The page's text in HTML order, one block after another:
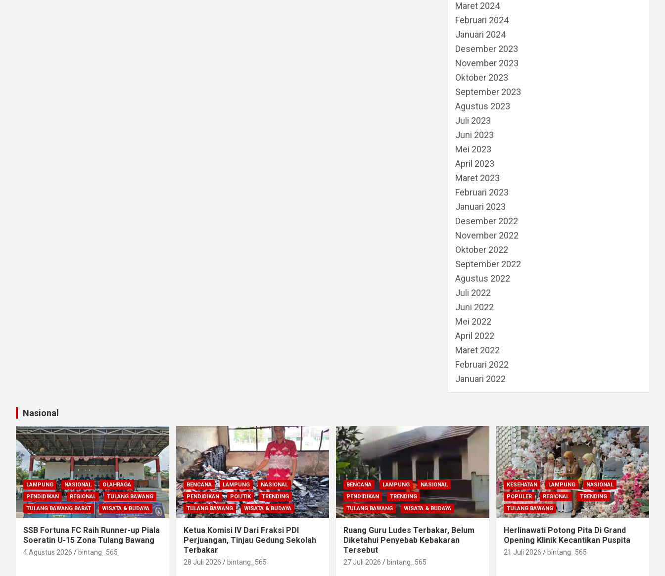
Maret 2024
Februari 2024
Januari 2024
Desember 2023
November 2023
Oktober 2023
September 2023
Agustus 2023
Juli 2023
Juni 2023
Mei 2023
April 2023
Maret 2023
Februari 2023
Januari 2023
Desember 2022
November 2022
Oktober 2022
September 2022
Agustus 2022
Juli 2022
Juni 2022
Mei 2022
April 2022
Maret 2022
Februari 2022
Januari 2022
Nasional
LAMPUNG NASIONAL
OLAHRAGA
PENDIDIKAN
REGIONAL
TULANG BAWANG
TULANG BAWANG BARAT
WISATA & BUDAYA
SSB Fortuna FC Raih Runner-up Piala
Soeratin U-15 Zona Tulang Bawang
4 Agustus 2026 bintang_565
BENCANA LAMPUNG
NASIONAL
PENDIDIKAN
POLITIK
TRENDING
TULANG BAWANG
WISATA & BUDAYA
Ketua Komisi IV Dari Fraksi PDI
Perjuangan, Tinjau Gedung Sekolah
Terbakar
28 Juli 2026 bintang_565
BENCANA LAMPUNG
NASIONAL
PENDIDIKAN
TRENDING
TULANG BAWANG
WISATA & BUDAYA
Ruang Guru Ludes Terbakar, Belum
Diketahui Penyebab Kebakaran
Tersebut
27 Juli 2026 bintang_565
KESEHATAN LAMPUNG
NASIONAL
POPULER
REGIONAL
TRENDING
TULANG BAWANG
Herlinawati Potong Pita Di Grand
Opening Klinik Kecantikan Puspita
21 Juli 2026 bintang_565